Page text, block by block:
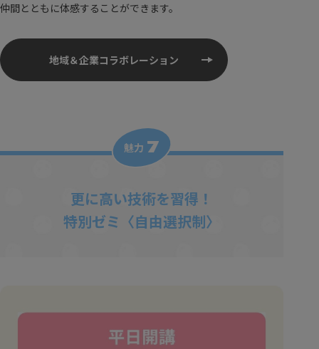
仲間とともに体感することができます。
地域＆企業コラボレーション
魅力 7
更に高い技術を習得！
特別ゼミ〈自由選択制〉